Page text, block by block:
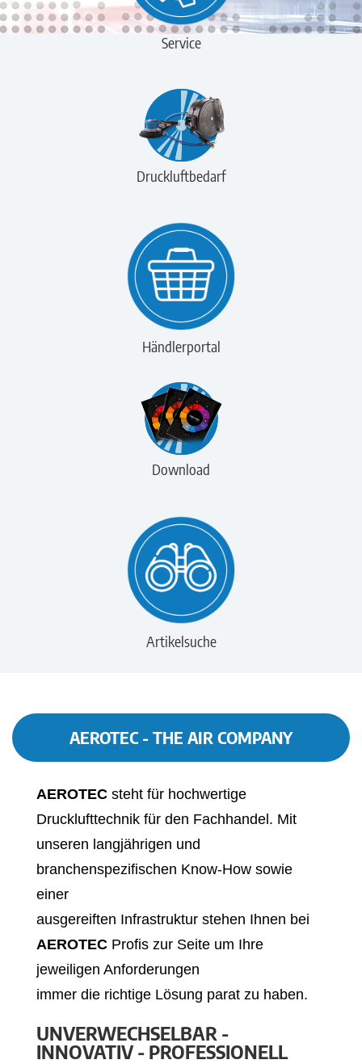
Service
Druckluftbedarf
Händlerportal
Download
Artikelsuche
AEROTEC - THE AIR COMPANY
AEROTEC steht für hochwertige
Drucklufttechnik für den Fachhandel. Mit
unseren langjährigen und
branchenspezifischen Know-How sowie
einer
ausgereiften Infrastruktur stehen Ihnen bei
AEROTEC Profis zur Seite um Ihre
jeweiligen Anforderungen
immer die richtige Lösung parat zu haben.
UNVERWECHSELBAR -
INNOVATIV - PROFESSIONELL